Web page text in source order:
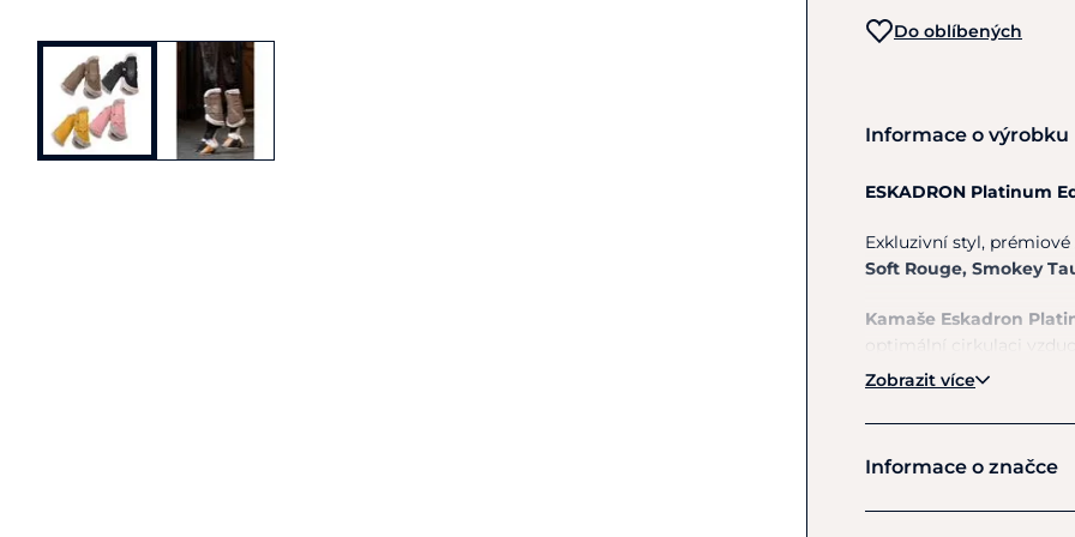
Do oblíbených
Informace o výrobku
ESKADRON Platinum
Exkluzivní styl,
Soft Rouge, Smokey
Kamaše Eskadron
optimální cirkulaci
Vylepšený střih
elastické suché zipy s
Vícevrstvá
Zobrazit více
Informace o značce